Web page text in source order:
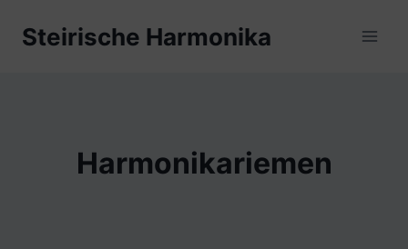
InhaltSteirische Harmonika
Harmonikariemen